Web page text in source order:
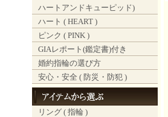
ハートアンドキューピッド)
ハート ( HEART )
ピンク ( PINK )
GIAレポート(鑑定書)付き
婚約指輪の選び方
安心・安全 ( 防災・防犯 )
リング ( 指輪 )